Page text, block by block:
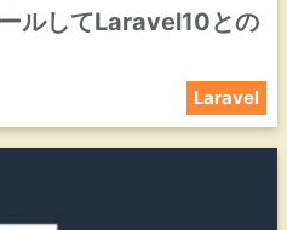
ルしてLaravel10との
Laravel